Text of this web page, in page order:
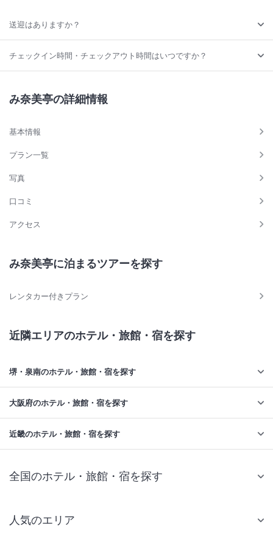
送迎はありますか？
チェックイン時間・チェックアウト時間はいつですか？
み奈美亭の詳細情報
基本情報
プラン一覧
写真
口コミ
アクセス
み奈美亭に泊まるツアーを探す
レンタカー付きプラン
近隣エリアのホテル・旅館・宿を探す
堺・泉南のホテル・旅館・宿を探す
大阪府のホテル・旅館・宿を探す
近畿のホテル・旅館・宿を探す
全国のホテル・旅館・宿を探す
人気のエリア